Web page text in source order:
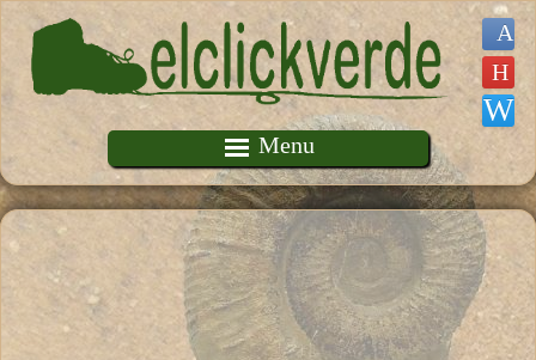
Pasar al contenido principal
Menu